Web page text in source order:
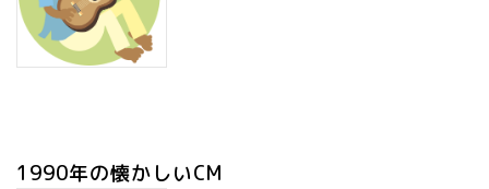
1990年の懐かしいCM